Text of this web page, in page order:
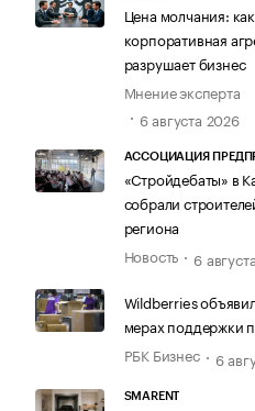
Цена молчания:
корпоративная
разрушает бизнес
Мнение эксперта
6 августа 2026
АССОЦИАЦИЯ
«Стройдебаты» в
собрали
региона
Новость
6
Wildberries
мерах поддержки
РБК Бизнес
6
SMARENT